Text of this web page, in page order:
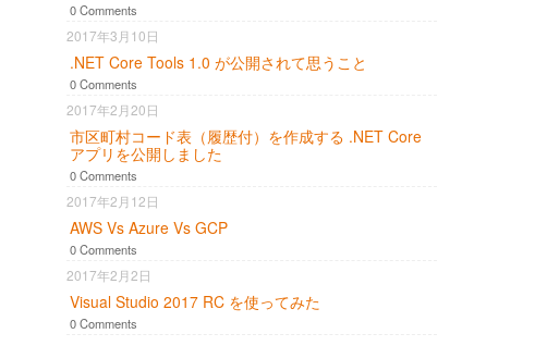
0 Comments
2017年3月10日
.NET Core Tools 1.0 が公開されて思うこと
0 Comments
2017年2月20日
市区町村コード表（履歴付）を作成する .NET Core
アプリを公開しました
0 Comments
2017年2月12日
AWS Vs Azure Vs GCP
0 Comments
2017年2月2日
Visual Studio 2017 RC を使ってみた
0 Comments